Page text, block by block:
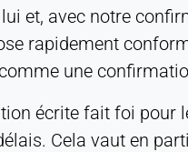
et, avec notre
rapidement
une
écrite fait foi pour
Cela vaut en